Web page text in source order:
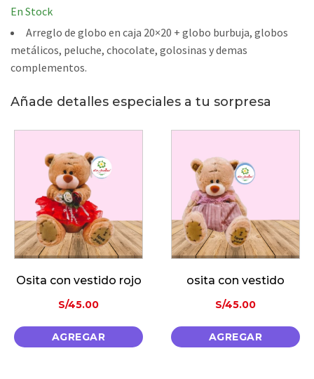
En Stock
Arreglo de globo en caja 20×20 + globo burbuja, globos
metálicos, peluche, chocolate, golosinas y demas
complementos.
Añade detalles especiales a tu sorpresa
rojo osita con vestido
AGREGAR